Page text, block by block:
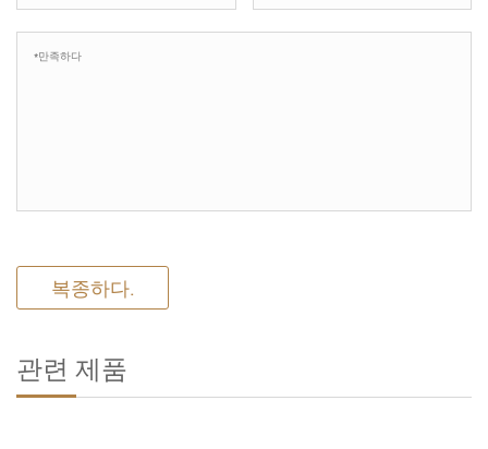
복종하다.
관련 제품